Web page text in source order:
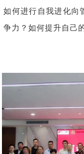
如何进行自我进化向
争力？如何提升自己